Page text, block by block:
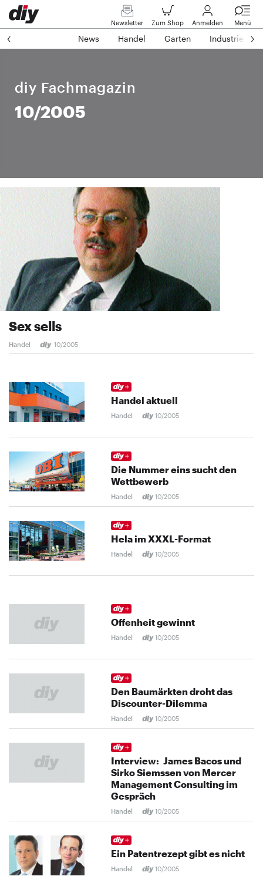
Newsletter Zum Shop Anmelden Menü
News Handel Garten Industrie
diy Fachmagazin
10/2005
Sex sells
Handel 10/2005
Handel aktuell
Handel 10/2005
Die Nummer eins sucht den
Wettbewerb
Handel 10/2005
Hela im XXXL-Format
Handel 10/2005
Offenheit gewinnt
Handel 10/2005
Den Baumärkten droht das
Discounter-Dilemma
Handel 10/2005
Interview: James Bacos und
Sirko Siemssen von Mercer
Management Consulting im
Gespräch
Handel 10/2005
Ein Patentrezept gibt es nicht
Handel 10/2005